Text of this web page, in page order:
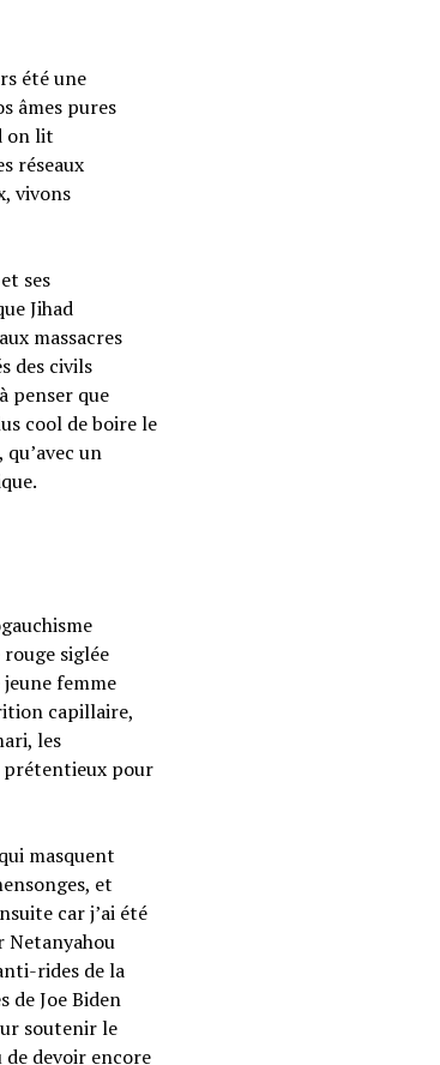
été une
âmes pures
on lit
réseaux
vivons
ses
Jihad
massacres
des civils
penser que
cool de boire le
un
siglée
femme
capillaire,
les
prétentieux pour
masquent
et
car j’ai été
Netanyahou
rides de la
Joe Biden
soutenir le
devoir encore